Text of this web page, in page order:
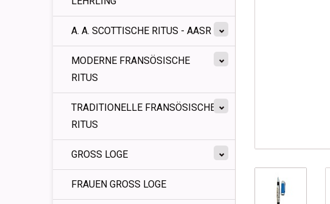
A. A. SCOTTISCHE RITUS - AASR
MODERNE FRANSÖSISCHE
RITUS
TRADITIONELLE FRANSÖSISCHE
RITUS
GROSS LOGE
FRAUEN GROSS LOGE